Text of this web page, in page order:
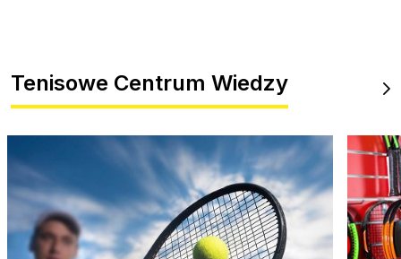
Tenisowe Centrum Wiedzy